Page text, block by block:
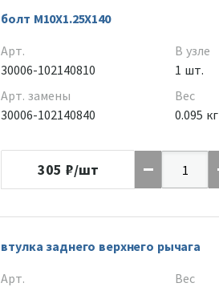
болт M10X1.25X140
Арт.
30006-102140810
Арт. замены
30006-102140840
В узле
1 шт.
Вес
0.095 кг
305 ₽/шт
втулка заднего верхнего рычага
Арт.
Вес